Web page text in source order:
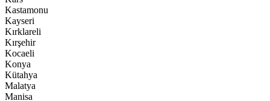
Kastamonu
Kayseri
Kırklareli
Kırşehir
Kocaeli
Konya
Kütahya
Malatya
Manisa